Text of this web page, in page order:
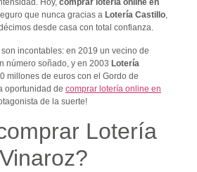
Hoy, comprar lotería online en
que nunca gracias a Lotería Castillo,
desde casa con total confianza.
incontables: en 2019 un vecino de
número soñado, y en 2003 Lotería
millones de euros con el Gordo de
oportunidad de comprar lotería online en
de la suerte!
Lotería